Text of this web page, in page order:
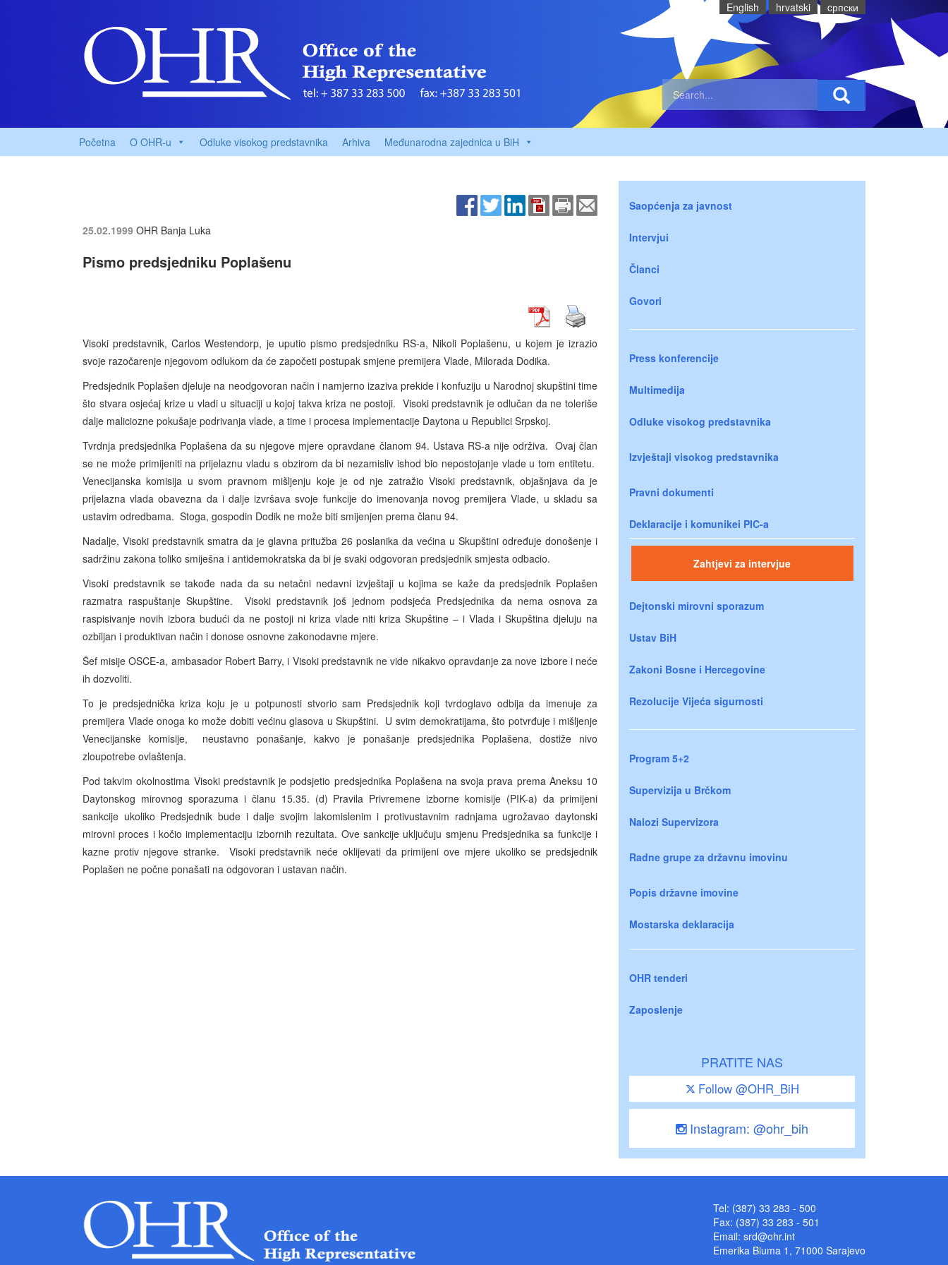
English hrvatski cрпски
Početna O OHR-u Odluke visokog predstavnika Arhiva Međunarodna zajednica u BiH
25.02.1999 OHR Banja Luka
Pismo predsjedniku Poplašenu
Visoki predstavnik, Carlos Westendorp, je uputio pismo predsjedniku RS-a, Nikoli Poplašenu, u kojem je izrazio
svoje razočarenje njegovom odlukom da će započeti postupak smjene premijera Vlade, Milorada Dodika.
Predsjednik Poplašen djeluje na neodgovoran način i namjerno izaziva prekide i konfuziju u Narodnoj skupštini time
što stvara osjećaj krize u vladi u situaciji u kojoj takva kriza ne postoji. Visoki predstavnik je odlučan da ne toleriše
dalje maliciozne pokušaje podrivanja vlade, a time i procesa implementacije Daytona u Republici Srpskoj.
Tvrdnja predsjednika Poplašena da su njegove mjere opravdane članom 94. Ustava RS-a nije održiva. Ovaj član
se ne može primijeniti na prijelaznu vladu s obzirom da bi nezamisliv ishod bio nepostojanje vlade u tom entitetu.
Venecijanska komisija u svom pravnom mišljenju koje je od nje zatražio Visoki predstavnik, objašnjava da je
prijelazna vlada obavezna da i dalje izvršava svoje funkcije do imenovanja novog premijera Vlade, u skladu sa
ustavim odredbama. Stoga, gospodin Dodik ne može biti smijenjen prema članu 94.
Nadalje, Visoki predstavnik smatra da je glavna pritužba 26 poslanika da većina u Skupštini određuje donošenje i
sadržinu zakona toliko smiješna i antidemokratska da bi je svaki odgovoran predsjednik smjesta odbacio.
Visoki predstavnik se takođe nada da su netačni nedavni izvještaji u kojima se kaže da predsjednik Poplašen
razmatra raspuštanje Skupštine. Visoki predstavnik još jednom podsjeća Predsjednika da nema osnova za
raspisivanje novih izbora budući da ne postoji ni kriza vlade niti kriza Skupštine – i Vlada i Skupština djeluju na
ozbiljan i produktivan način i donose osnovne zakonodavne mjere.
Šef misije OSCE-a, ambasador Robert Barry, i Visoki predstavnik ne vide nikakvo opravdanje za nove izbore i neće
ih dozvoliti.
To je predsjednička kriza koju je u potpunosti stvorio sam Predsjednik koji tvrdoglavo odbija da imenuje za
premijera Vlade onoga ko može dobiti većinu glasova u Skupštini. U svim demokratijama, što potvrđuje i mišljenje
Venecijanske komisije, neustavno ponašanje, kakvo je ponašanje predsjednika Poplašena, dostiže nivo
zloupotrebe ovlaštenja.
Pod takvim okolnostima Visoki predstavnik je podsjetio predsjednika Poplašena na svoja prava prema Aneksu 10
Daytonskog mirovnog sporazuma i članu 15.35. (d) Pravila Privremene izborne komisije (PIK-a) da primijeni
sankcije ukoliko Predsjednik bude i dalje svojim lakomislenim i protivustavnim radnjama ugrožavao daytonski
mirovni proces i kočio implementaciju izbornih rezultata. Ove sankcije uključuju smjenu Predsjednika sa funkcije i
kazne protiv njegove stranke. Visoki predstavnik neće oklijevati da primijeni ove mjere ukoliko se predsjednik
Poplašen ne počne ponašati na odgovoran i ustavan način.
Saopćenja za javnost
Intervjui
Članci
Govori
Press konferencije
Multimedija
Odluke visokog predstavnika
Izvještaji visokog predstavnika
Pravni dokumenti
Deklaracije i komunikei PIC-a
Zahtjevi za intervjue
Dejtonski mirovni sporazum
Ustav BiH
Zakoni Bosne i Hercegovine
Rezolucije Vijeća sigurnosti
Program 5+2
Supervizija u Brčkom
Nalozi Supervizora
Radne grupe za državnu imovinu
Popis državne imovine
Mostarska deklaracija
OHR tenderi
Zaposlenje
PRATITE NAS
Follow @OHR_BiH
Instagram: @ohr_bih
Tel: (387) 33 283 - 500
Fax: (387) 33 283 - 501
Email: srd@ohr.int
Emerika Bluma 1, 71000 Sarajevo